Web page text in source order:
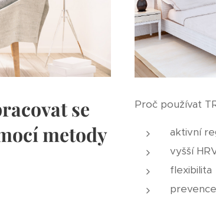
se
metody
Proč používat
aktivní
vyšší
flexibilita